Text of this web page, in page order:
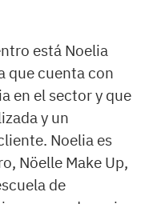
está Noelia
que cuenta con
en el sector y que
y un
Noelia es
Nöelle Make Up,
de